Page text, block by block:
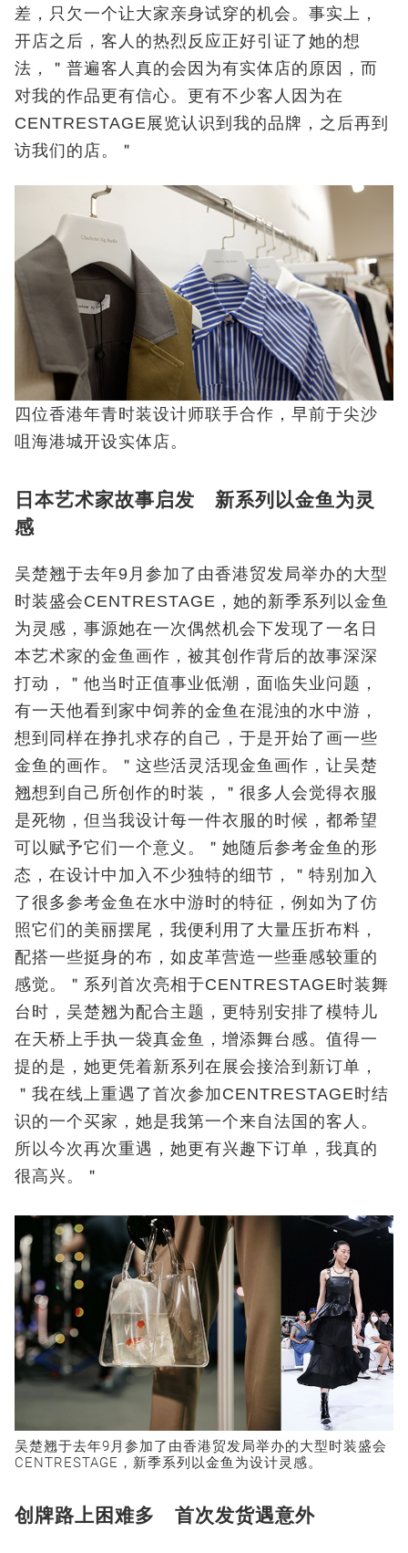
差，只欠一个让大家亲身试穿的机会。事实上，
开店之后，客人的热烈反应正好引证了她的想
法，＂普遍客人真的会因为有实体店的原因，而
对我的作品更有信心。更有不少客人因为在
CENTRESTAGE展览认识到我的品牌，之后再到
访我们的店。＂
四位香港年青时装设计师联手合作，早前于尖沙
咀海港城开设实体店。
日本艺术家故事启发 新系列以金鱼为灵
感
吴楚翘于去年9月参加了由香港贸发局举办的大型
时装盛会CENTRESTAGE，她的新季系列以金鱼
为灵感，事源她在一次偶然机会下发现了一名日
本艺术家的金鱼画作，被其创作背后的故事深深
打动，＂他当时正值事业低潮，面临失业问题，
有一天他看到家中饲养的金鱼在混浊的水中游，
想到同样在挣扎求存的自己，于是开始了画一些
金鱼的画作。＂这些活灵活现金鱼画作，让吴楚
翘想到自己所创作的时装，＂很多人会觉得衣服
是死物，但当我设计每一件衣服的时候，都希望
可以赋予它们一个意义。＂她随后参考金鱼的形
态，在设计中加入不少独特的细节，＂特别加入
了很多参考金鱼在水中游时的特征，例如为了仿
照它们的美丽摆尾，我便利用了大量压折布料，
配搭一些挺身的布，如皮革营造一些垂感较重的
感觉。＂系列首次亮相于CENTRESTAGE时装舞
台时，吴楚翘为配合主题，更特别安排了模特儿
在天桥上手执一袋真金鱼，增添舞台感。值得一
提的是，她更凭着新系列在展会接洽到新订单，
＂我在线上重遇了首次参加CENTRESTAGE时结
识的一个买家，她是我第一个来自法国的客人。
所以今次再次重遇，她更有兴趣下订单，我真的
很高兴。＂
吴楚翘于去年9月参加了由香港贸发局举办的大型时装盛会
CENTRESTAGE，新季系列以金鱼为设计灵感。
创牌路上困难多 首次发货遇意外